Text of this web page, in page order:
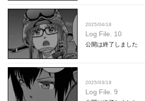
2025/04/18
Log File. 10
公開は終了しました
2025/03/19
Log File. 9